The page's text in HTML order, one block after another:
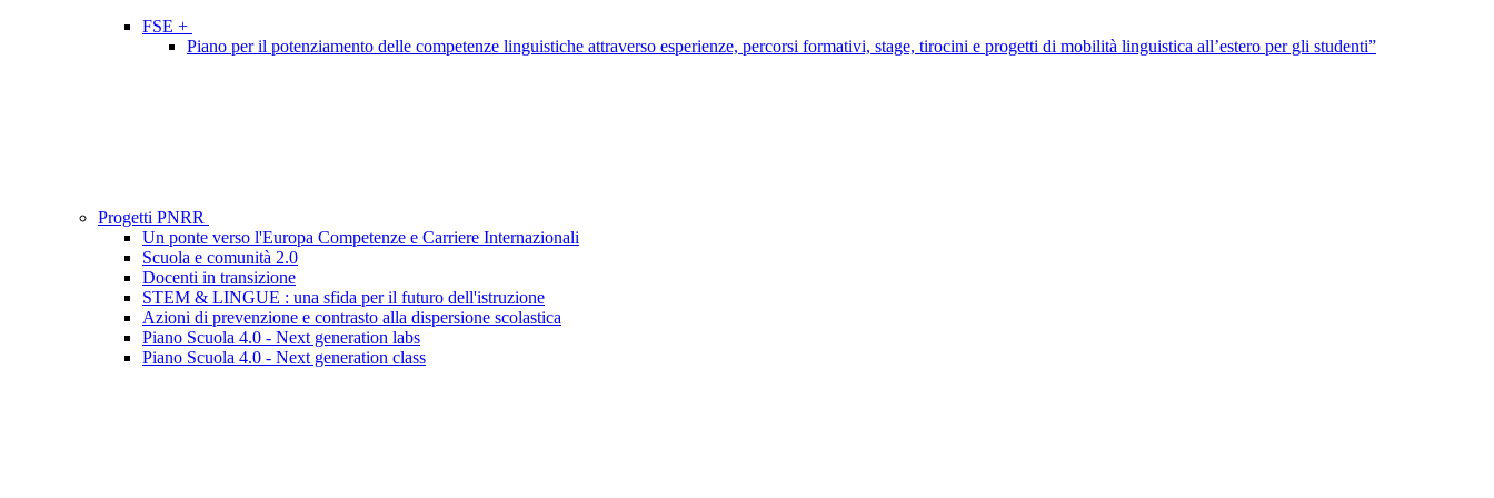
FSE +
Piano per il potenziamento delle competenze linguistiche attraverso esperienze, percorsi formativi, stage, tirocini e progetti di mobilità linguistica all’estero per gli studenti”
Progetti PNRR
Un ponte verso l'Europa Competenze e Carriere Internazionali
Scuola e comunità 2.0
Docenti in transizione
STEM & LINGUE : una sfida per il futuro dell'istruzione
Azioni di prevenzione e contrasto alla dispersione scolastica
Piano Scuola 4.0 - Next generation labs
Piano Scuola 4.0 - Next generation class